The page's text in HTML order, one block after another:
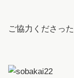
ご協力くださっ